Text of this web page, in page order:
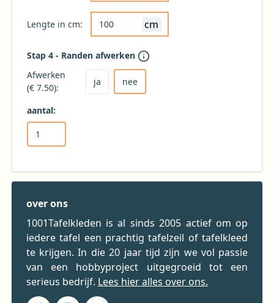
Lengte in cm: cm
Stap 4 - Randen afwerken
Afwerken
(€ 7.50):
ja
Kies ja om het tafelkleed af te laten werken
nee
Kies nee voor geen afwerking (niet
aantal:
over ons
1001Tafelkleden is al sinds 2005 actief om op
iedere tafel een prachtig tafelzeil of tafelkleed
te krijgen. In die 20 jaar tijd zijn we vol passie
van een hobbyproject uitgegroeid tot een
serieus bedrijf. Lees hier alles over ons.